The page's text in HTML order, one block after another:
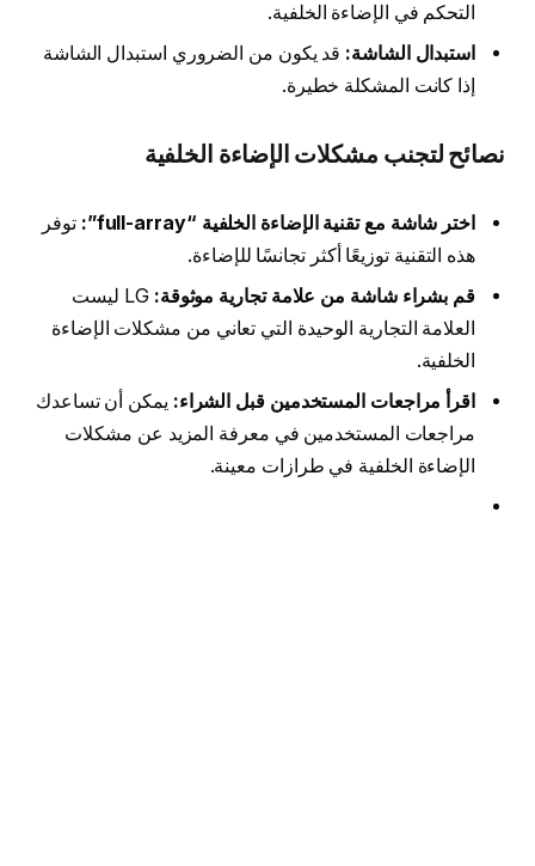
التحكم في الإضاءة الخلفية.
استبدال الشاشة: قد يكون من الضروري استبدال الشاشة
إذا كانت المشكلة خطيرة.
نصائح لتجنب مشكلات الإضاءة الخلفية
اختر شاشة مع تقنية الإضاءة الخلفية “full-array”:
توفر
هذه التقنية توزيعًا أكثر تجانسًا للإضاءة.
قم بشراء شاشة من علامة تجارية موثوقة:
LG ليست
العلامة التجارية الوحيدة التي تعاني من مشكلات الإضاءة
الخلفية.
اقرأ مراجعات المستخدمين قبل الشراء: يمكن أن تساعدك
مراجعات المستخدمين في معرفة المزيد عن مشكلات
الإضاءة الخلفية في طرازات معينة.